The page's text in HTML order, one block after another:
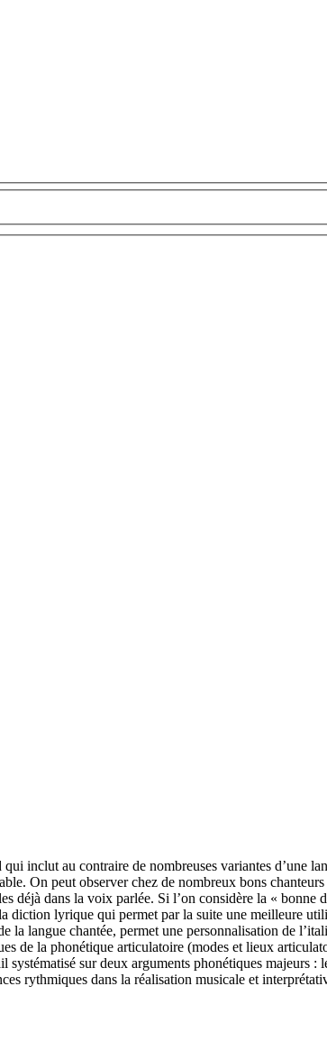
inclut au contraire de nombreuses variantes d’une
On peut observer chez de nombreux bons
déjà dans la voix parlée. Si l’on considère la «
lyrique qui permet par la suite une meilleure
langue chantée, permet une personnalisation de
la phonétique articulatoire (modes et lieux
sur deux arguments phonétiques majeurs :
rythmiques dans la réalisation musicale et